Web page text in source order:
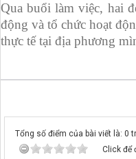
Qua buổi làm việc, hai
động và tổ chức hoạt
thực tế tại địa phương
Tổng số điểm của bài viết là: 0
Click để